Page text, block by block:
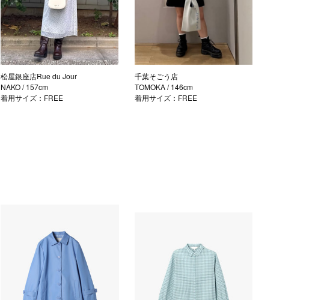
松屋銀座店Rue du Jour
NAKO/ 157cm
着用サイズ：FREE
千葉そごう店
TOMOKA/ 146cm
着用サイズ：FREE